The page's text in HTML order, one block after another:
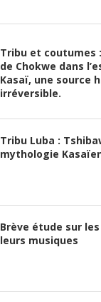
Tribu et coutumes
de Chokwe dans
Kasaï, une source
irréversible.
Tribu Luba :
mythologie
Brève étude sur
leurs musiques